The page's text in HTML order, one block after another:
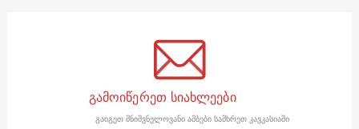
გამოიწერეთ სიახლეები
გაიგეთ მნიშვნელოვანი ამბები სამხრეთ კავკასიაში